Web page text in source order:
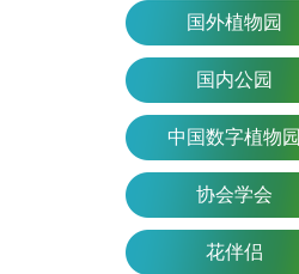
国外植物园
国内公园
中国数字植物园
协会学会
花伴侣